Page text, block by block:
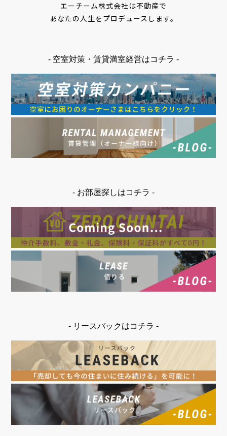
エーチーム株式会社は不動産で
あなたの人生をプロデュースします。
- 空室対策・賃貸満室経営はコチラ -
- お部屋探しはコチラ -
- リースバックはコチラ -